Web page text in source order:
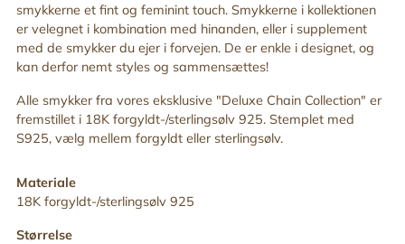
smykkerne et fint og feminint touch. Smykkerne i kollektionen
er velegnet i kombination med hinanden, eller i supplement
med de smykker du ejer i forvejen. De er enkle i designet, og
kan derfor nemt styles og sammensættes!
Alle smykker fra vores eksklusive "Deluxe Chain Collection" er
fremstillet i 18K forgyldt-/sterlingsølv 925. Stemplet med
S925, vælg mellem forgyldt eller sterlingsølv.
Materiale
18K forgyldt-/sterlingsølv 925
Størrelse